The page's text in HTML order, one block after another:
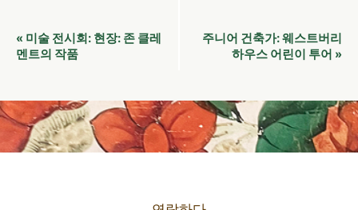
이
벤
네
비
게
« 미술 전시회: 현장: 존 클레
멘트의 작품
주니어 건축가: 웨스트버리
하우스 어린이 투어 »